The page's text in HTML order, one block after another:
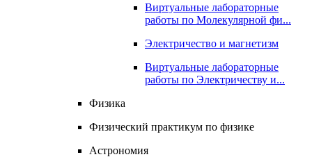
Виртуальные лабораторные
работы по Молекулярной фи...
Электричество и магнетизм
Виртуальные лабораторные
работы по Электричеству и...
Физика
Физический практикум по физике
Астрономия